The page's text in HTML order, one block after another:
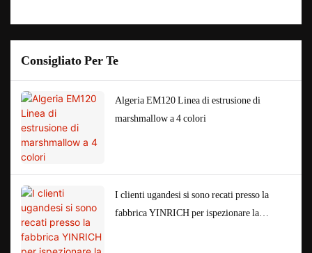
Consigliato Per Te
Algeria EM120 Linea di estrusione di
marshmallow a 4 colori
I clienti ugandesi si sono recati presso la
fabbrica YINRICH per ispezionare la